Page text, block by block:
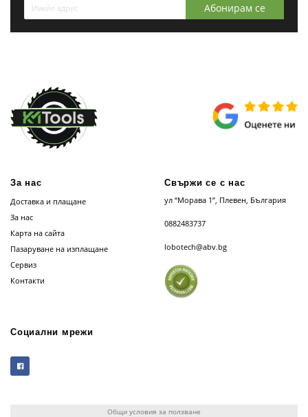
Абонирам се
За нас
Доставка и плащане
За нас
Карта на сайта
Пазаруване на изплащане
Сервиз
Контакти
Свържи се с нас
ул “Морава 1”, Плевен, България
0882483737
lobotech@abv.bg
Социални мрежи
Общи условия за ползване